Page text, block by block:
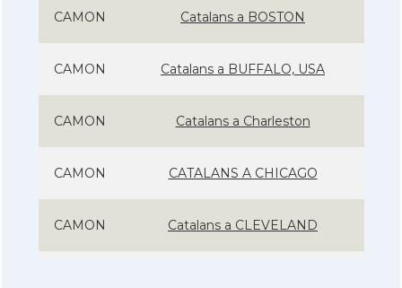
CAMON Catalans a BOSTON
CAMON Catalans a BUFFALO, USA
CAMON Catalans a Charleston
CAMON CATALANS A CHICAGO
CAMON Catalans a CLEVELAND